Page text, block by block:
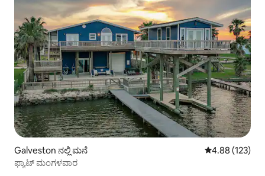
Galveston ನಲ್ಲಿ ಮನೆ 5 ರಲ್ಲಿ 4.88
4.88 (123)
ಫ್ಯಾಟ್ ಮಂಗಳವಾರ